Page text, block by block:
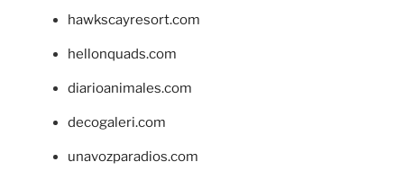
hawkscayresort.com
hellonquads.com
diarioanimales.com
decogaleri.com
unavozparadios.com